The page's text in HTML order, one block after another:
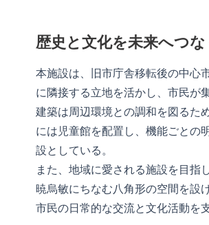
歴史と文化を未来へつ
本施設は、旧市庁舎移転後の中心
に隣接する立地を活かし、市民が
建築は周辺環境との調和を図るた
には児童館を配置し、機能ごとの
設としている。
また、地域に愛される施設を目指
暁烏敏にちなむ八角形の空間を設
市民の日常的な交流と文化活動を